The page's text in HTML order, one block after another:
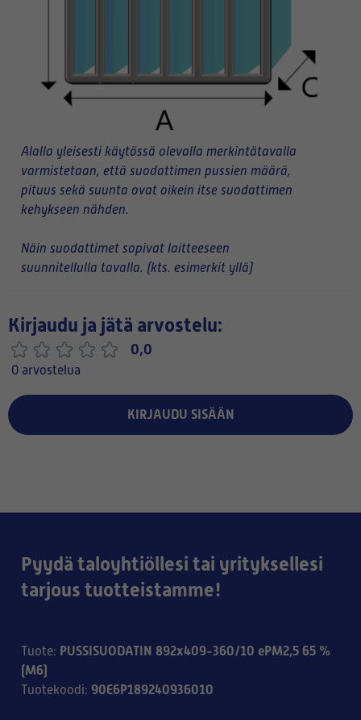
Alalla yleisesti käytössä olevalla merkintätavalla
varmistetaan, että suodattimen pussien määrä,
pituus sekä suunta ovat oikein itse suodattimen
kehykseen nähden.
Näin suodattimet sopivat laitteeseen
suunnitellulla tavalla. (kts. esimerkit yllä)
Kirjaudu ja jätä arvostelu:
0,0
0 arvostelua
KIRJAUDU SISÄÄN
Pyydä taloyhtiöllesi tai yrityksellesi
tarjous tuotteistamme!
Tuote: PUSSISUODATIN 892x409-360/10 ePM2,5 65 %
(M6)
Tuotekoodi: 90E6P189240936010